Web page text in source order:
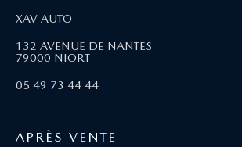
XAV AUTO
132 AVENUE DE NANTES
79000 NIORT
05 49 73 44 44
APRÈS-VENTE